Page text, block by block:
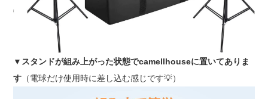
▼ スタンドが組み上がった状態でcamellhouseに置いてありま
す （電球だけ使用時に差し込む感じです💡）